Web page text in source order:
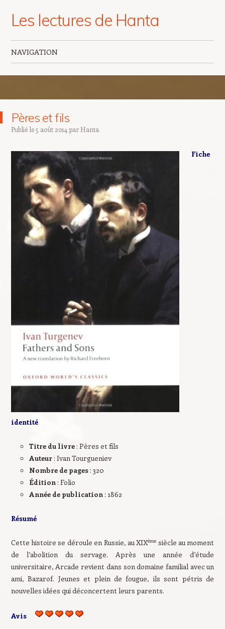
Les lectures de Hanta
NAVIGATION
Pères et fils
Publié le5 août 2014 par Hanta
Fiche
identité
Titre du livre: Pères et fils
Auteur: Ivan Tourgueniev
Nombre de pages: 320
Édition: Folio
Année de publication: 1862
Résumé
Cette histoire se déroule en Russie, au XIXème siècle au moment
de l’abolition du servage. Après une année d’étude
universitaire, Arcade revient dans son domaine familial avec un
ami, Bazarof. Jeunes et plein de fougue, ils sont pétris de
nouvelles idées qui déconcertent leurs parents.
Avis